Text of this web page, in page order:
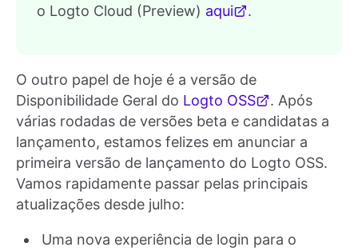
o Logto Cloud (Preview) aqui .
O outro papel de hoje é a versão de
Disponibilidade Geral do Logto OSS
. Após
várias rodadas de versões beta e candidatas a
lançamento, estamos felizes em anunciar a
primeira versão de lançamento do Logto OSS.
Vamos rapidamente passar pelas principais
atualizações desde julho:
Uma nova experiência de login para o